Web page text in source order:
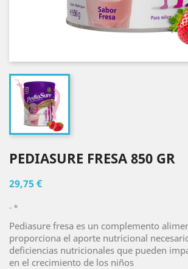
PEDIASURE FRESA 850 GR
29,75 €
*
Pediasure fresa es un complemento
proporciona el aporte nutricional
deficiencias nutricionales que pueden
en el crecimiento de los niños